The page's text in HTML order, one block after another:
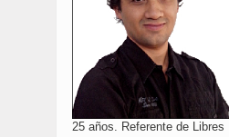
25 años. Referente de